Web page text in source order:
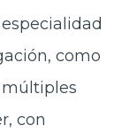
como
con